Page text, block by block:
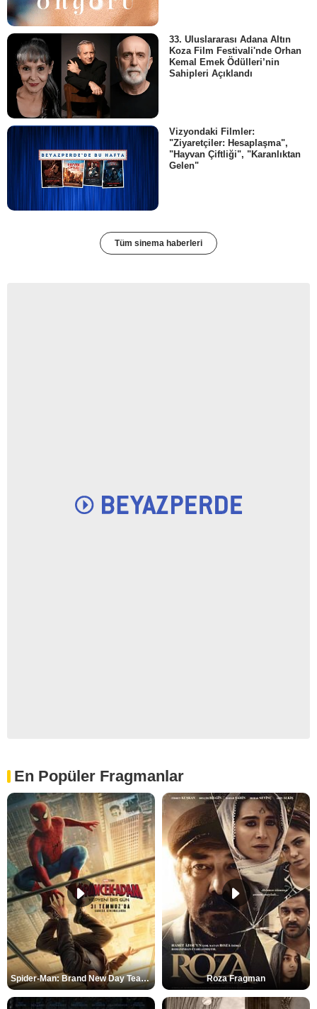
33. Uluslararası Adana Altın
Koza Film Festivali'nde Orhan
Kemal Emek Ödülleri’nin
Sahipleri Açıklandı
Vizyondaki Filmler:
"Ziyaretçiler: Hesaplaşma",
"Hayvan Çiftliği", "Karanlıktan
Gelen"
Tüm sinema haberleri
En Popüler Fragmanlar
Spider-Man: Brand New Day Teaser Roza Fragman